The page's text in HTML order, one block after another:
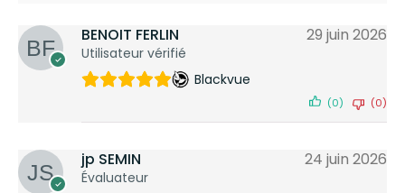
BENOIT FERLIN
Utilisateur vérifié
29 juin 2026
Blackvue
(0) (0)
jp SEMIN
Évaluateur
24 juin 2026